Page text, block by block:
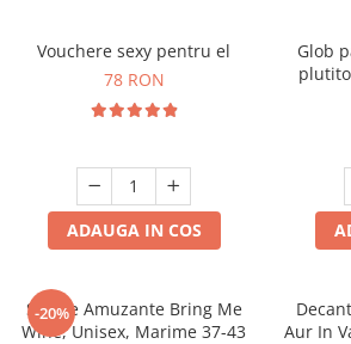
Vouchere sexy pentru el
78 RON
ADAUGA IN COS
Glob
-20%
Sosete Amuzante Bring Me
Wine, Unisex, Marime 37-43
Aur In